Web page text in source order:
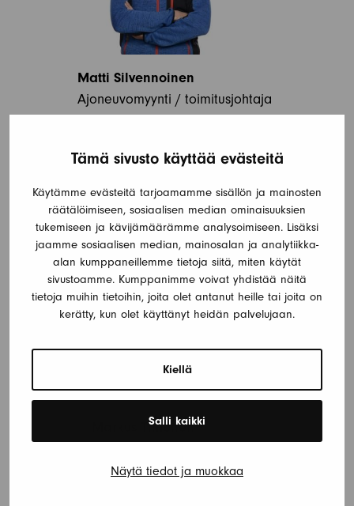
Tämä sivusto käyttää evästeitä
Käytämme evästeitä tarjoamamme sisällön ja mainosten
räätälöimiseen, sosiaalisen median ominaisuuksien
tukemiseen ja kävijämäärämme analysoimiseen. Lisäksi
jaamme sosiaalisen median, mainosalan ja analytiikka-
alan kumppaneillemme tietoja siitä, miten käytät
sivustoamme. Kumppanimme voivat yhdistää näitä
tietoja muihin tietoihin, joita olet antanut heille tai joita on
kerätty, kun olet käyttänyt heidän palvelujaan.
Kiellä
Salli kaikki
Näytä tiedot ja muokkaa
Matti Silvennoinen
Ajoneuvomyynti / toimitusjohtaja
0447044411
matti.silvennoinen@jokicaravan.fi
Markus Timonen